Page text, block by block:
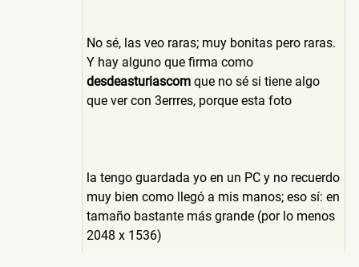
No sé, las veo raras; muy bonitas pero raras.
Y hay alguno que firma como
desdeasturiascom que no sé si tiene algo
que ver con 3errres, porque esta foto
la tengo guardada yo en un PC y no recuerdo
muy bien como llegó a mis manos; eso sí: en
tamaño bastante más grande (por lo menos
2048 x 1536)